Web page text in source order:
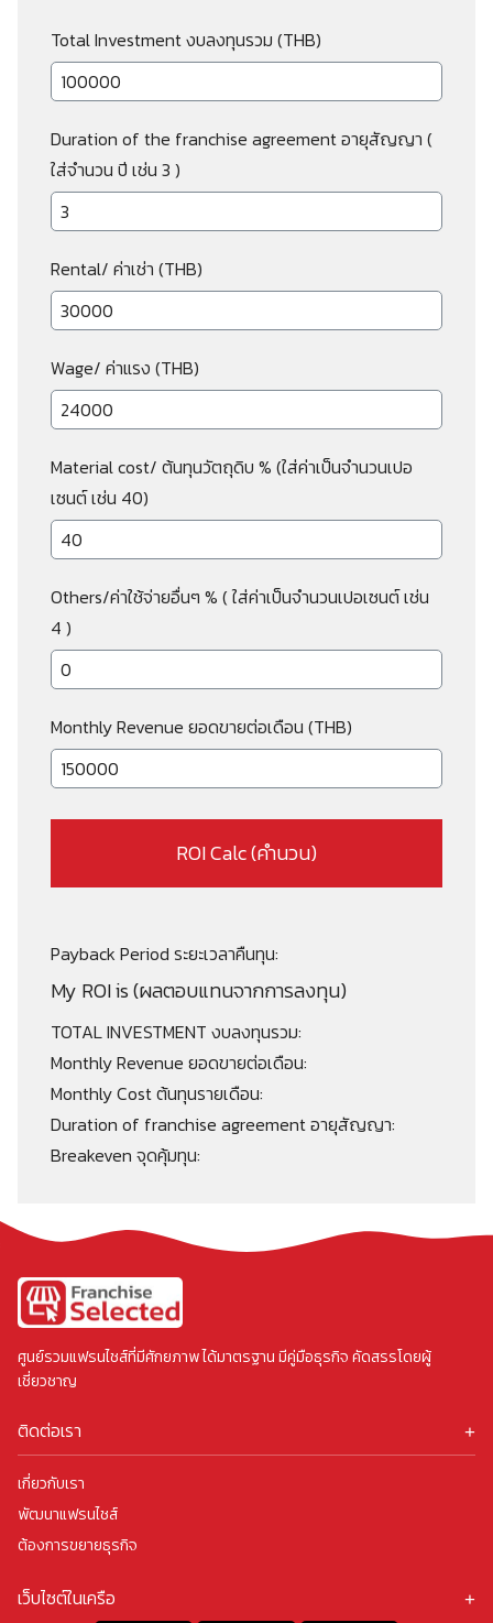
Total Investment งบลงทุนรวม (THB)
Duration of the franchise agreement อายุสัญญา (
ใส่จำนวน ปี เช่น 3 )
Rental/ ค่าเช่า (THB)
Wage/ ค่าแรง (THB)
Material cost/ ต้นทุนวัตถุดิบ % (ใส่ค่าเป็นจำนวนเปอ
เซนต์ เช่น 40)
Others/ค่าใช้จ่ายอื่นๆ % ( ใส่ค่าเป็นจำนวนเปอเซนต์ เช่น
4 )
Monthly Revenue ยอดขายต่อเดือน (THB)
ROI Calc (คำนวน)
Payback Period ระยะเวลาคืนทุน:
My ROI is (ผลตอบแทนจากการลงทุน)
TOTAL INVESTMENT งบลงทุนรวม:
Monthly Revenue ยอดขายต่อเดือน:
Monthly Cost ต้นทุนรายเดือน:
Duration of franchise agreement อายุสัญญา:
Breakeven จุดคุ้มทุน:
ศูนย์รวมแฟรนไชส์ที่มีศักยภาพ ได้มาตรฐาน มีคู่มือธุรกิจ คัดสรรโดยผู้
เชี่ยวชาญ
ติดต่อเรา
บริษัท พีเอ็มจี คอร์ปอเรชั่น จำกัด เลขที่ 47,49 ซอยลาดพร้าว 140 ถนน
ลาดพร้าว แขวงคลองจั่น เขตบางกะปิ กรุงเทพมหานคร 10240
โทร
: 027047958
ติดต่อโฆษณา :
E-Mail:
เกี่ยวกับเรา
พัฒนาแฟรนไชส์
ต้องการขยายธุรกิจ
เว็บไซต์ในเครือ